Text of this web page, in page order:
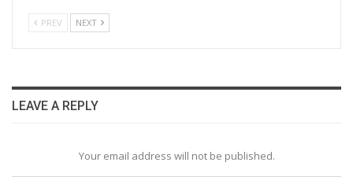
PREV NEXT
LEAVE A REPLY
Your email address will not be published.